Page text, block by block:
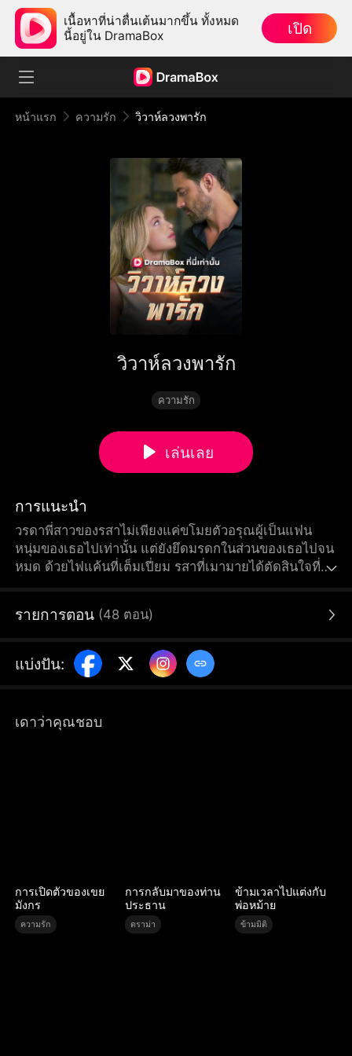
เนื้อหาที่น่าตื่นเต้นมากขึ้น ทั้งหมด
นี้อยู่ใน DramaBox
เปิด
หน้าแรก ความรัก วิวาห์ลวงพารัก
วิวาห์ลวงพารัก
ความรัก
เล่นเลย
การแนะนำ
วรดาพี่สาวของรสาไม่เพียงแค่ขโมยตัวอรุณผู้เป็นแฟน
หนุ่มของเธอไปเท่านั้น แต่ยังยึดมรดกในส่วนของเธอไปจน
หมด ด้วยไฟแค้นที่เต็มเปี่ยม รสาที่เมามายได้ตัดสินใจที่จะ
พวกเขาทั้งคู่ได้รู้ว่า รสาเข้าใจผิดว่ายศกรนั้นเป็นอาของ
ต้องการแก้แค้นอรุณเท่านั้น ซึ่งนี่ทำให้ความรักระหว่าง
พวกเขาทั้งสองเกิดปัญหา
รายการตอน (48 ตอน)
แบ่งปัน:
เดาว่าคุณชอบ
การเปิดตัวของเขย
มังกร
ความรัก
การกลับมาของท่าน
ประธาน
ดราม่า
ข้ามเวลาไปแต่งกับ
พ่อหม้าย
ข้ามมิติ